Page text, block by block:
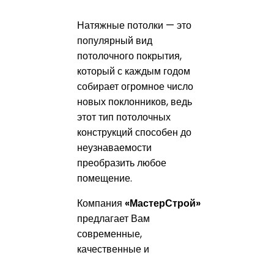
Натяжные потолки — это
популярный вид
потолочного покрытия,
который с каждым годом
собирает огромное число
новых поклонников, ведь
этот тип потолочных
конструкций способен до
неузнаваемости
преобразить любое
помещение.
Компания «МастерСтрой»
предлагает Вам
современные,
качественные и